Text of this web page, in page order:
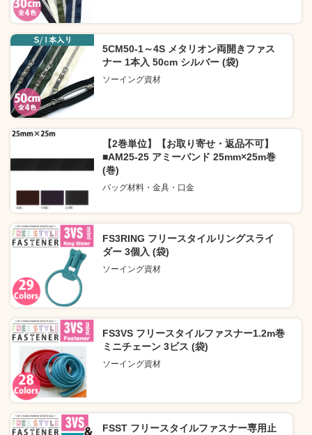
5CM50-1～4S メタリオン両開きファス
ナー 1本入 50cm シルバー (袋)
ソーイング資材
【2巻単位】【お取り寄せ・返品不可】
■AM25-25 アミーバンド 25mm×25m巻
(巻)
バッグ材料・金具・口金
FS3RING フリースタイルリングスライ
ダー 3個入 (袋)
ソーイング資材
FS3VS フリースタイルファスナー1.2m巻
ミニチェーン 3ビス (袋)
ソーイング資材
FSST フリースタイルファスナー専用止